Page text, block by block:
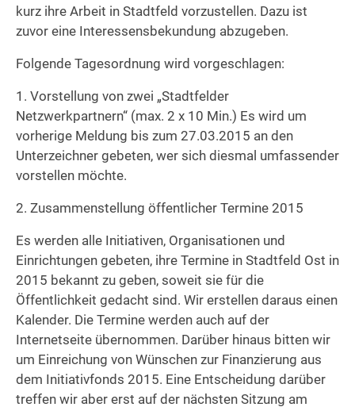
kurz ihre Arbeit in Stadtfeld vorzustellen. Dazu ist
zuvor eine Interessensbekundung abzugeben.
Folgende Tagesordnung wird vorgeschlagen:
1. Vorstellung von zwei „Stadtfelder
Netzwerkpartnern“ (max. 2 x 10 Min.) Es wird um
vorherige Meldung bis zum 27.03.2015 an den
Unterzeichner gebeten, wer sich diesmal umfassender
vorstellen möchte.
2. Zusammenstellung öffentlicher Termine 2015
Es werden alle Initiativen, Organisationen und
Einrichtungen gebeten, ihre Termine in Stadtfeld Ost in
2015 bekannt zu geben, soweit sie für die
Öffentlichkeit gedacht sind. Wir erstellen daraus einen
Kalender. Die Termine werden auch auf der
Internetseite übernommen. Darüber hinaus bitten wir
um Einreichung von Wünschen zur Finanzierung aus
dem Initiativfonds 2015. Eine Entscheidung darüber
treffen wir aber erst auf der nächsten Sitzung am